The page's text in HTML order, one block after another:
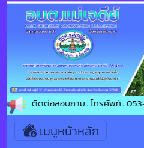
ดีย์ ติดต่อสอบถาม : โทรศัพท์ : 053-
เมนูหน้าหลัก